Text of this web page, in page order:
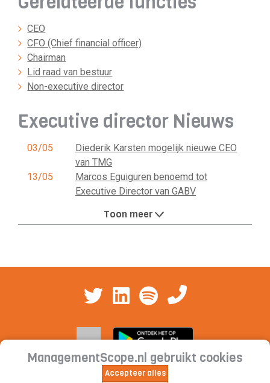
CEO
CFO (Chief financial officer)
Chairman
Lid raad van bestuur
Non-executive director
Executive director Nieuws
03/05
Diederik Karsten mogelijk nieuwe CEO
van TMG
13/05
Marcos Eguiguren benoemd tot
Executive Director van GABV
Toon meer
ManagementScope.nl gebruikt cookies
Accepteer alles